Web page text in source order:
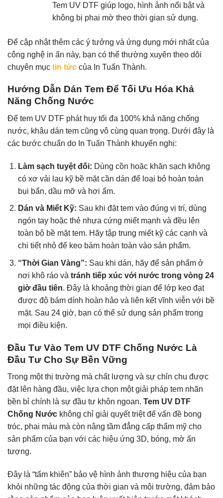
Tem UV DTF giúp logo, hình ảnh nổi bật và
không bị phai mờ theo thời gian sử dụng.
Để cập nhật thêm các ý tưởng và ứng dụng mới nhất của
công nghệ in ấn này, bạn có thể thường xuyên theo dõi
chuyên mục tin tức của In Tuấn Thành.
Hướng Dẫn Dán Tem Để Tối Ưu Hóa Khả
Năng Chống Nước
Để tem UV DTF phát huy tối đa 100% khả năng chống
nước, khâu dán tem cũng vô cùng quan trọng. Dưới đây là
các bước chuẩn do In Tuấn Thành khuyến nghị:
Làm sạch tuyệt đối: Dùng cồn hoặc khăn sạch không
có xơ vải lau kỹ bề mặt cần dán để loại bỏ hoàn toàn
bụi bẩn, dầu mỡ và hơi ẩm.
Dán và Miết Kỹ: Sau khi đặt tem vào đúng vị trí, dùng
ngón tay hoặc thẻ nhựa cứng miết mạnh và đều lên
toàn bộ bề mặt tem. Hãy tập trung miết kỹ các cạnh và
chi tiết nhỏ để keo bám hoàn toàn vào sản phẩm.
“Thời Gian Vàng”: Sau khi dán, hãy để sản phẩm ở
nơi khô ráo và tránh tiếp xúc với nước trong vòng 24
giờ đầu tiên. Đây là khoảng thời gian để lớp keo đạt
được độ bám dính hoàn hảo và liên kết vĩnh viễn với bề
mặt. Sau 24 giờ, bạn có thể sử dụng sản phẩm trong
mọi điều kiện.
Đầu Tư Vào Tem UV DTF Chống Nước Là
Đầu Tư Cho Sự Bền Vững
Trong một thị trường mà chất lượng và sự chỉn chu được
đặt lên hàng đầu, việc lựa chọn một giải pháp tem nhãn
bền bỉ chính là sự đầu tư khôn ngoan. Tem UV DTF
Chống Nước không chỉ giải quyết triệt để vấn đề bong
tróc, phai màu mà còn nâng tầm đẳng cấp thẩm mỹ cho
sản phẩm của bạn với các hiệu ứng 3D, bóng, mờ ấn
tượng.
Đây là “tấm khiên” bảo vệ hình ảnh thương hiệu của bạn
khỏi những tác động của thời gian và môi trường, đảm bảo